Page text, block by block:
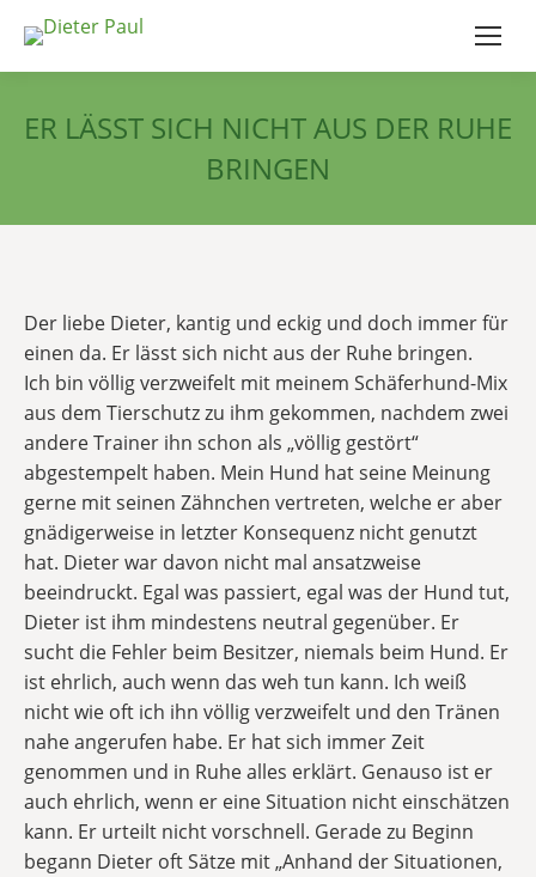
ER LÄSST SICH NICHT AUS DER RUHE
BRINGEN
Der liebe Dieter, kantig und eckig und doch immer für
einen da. Er lässt sich nicht aus der Ruhe bringen.
Ich bin völlig verzweifelt mit meinem Schäferhund-Mix
aus dem Tierschutz zu ihm gekommen, nachdem zwei
andere Trainer ihn schon als „völlig gestört“
abgestempelt haben. Mein Hund hat seine Meinung
gerne mit seinen Zähnchen vertreten, welche er aber
gnädigerweise in letzter Konsequenz nicht genutzt
hat. Dieter war davon nicht mal ansatzweise
beeindruckt. Egal was passiert, egal was der Hund tut,
Dieter ist ihm mindestens neutral gegenüber. Er
sucht die Fehler beim Besitzer, niemals beim Hund. Er
ist ehrlich, auch wenn das weh tun kann. Ich weiß
nicht wie oft ich ihn völlig verzweifelt und den Tränen
nahe angerufen habe. Er hat sich immer Zeit
genommen und in Ruhe alles erklärt. Genauso ist er
auch ehrlich, wenn er eine Situation nicht einschätzen
kann. Er urteilt nicht vorschnell. Gerade zu Beginn
begann Dieter oft Sätze mit „Anhand der Situationen,